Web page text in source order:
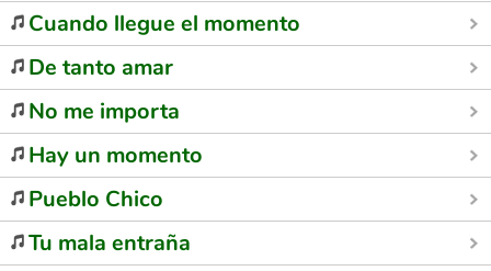
Cuando llegue el momento
De tanto amar
No me importa
Hay un momento
Pueblo Chico
Tu mala entraña